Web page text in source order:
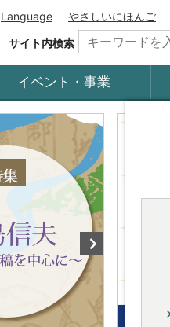
Language やさしいにほんご
サイト内検索
イベント・事業